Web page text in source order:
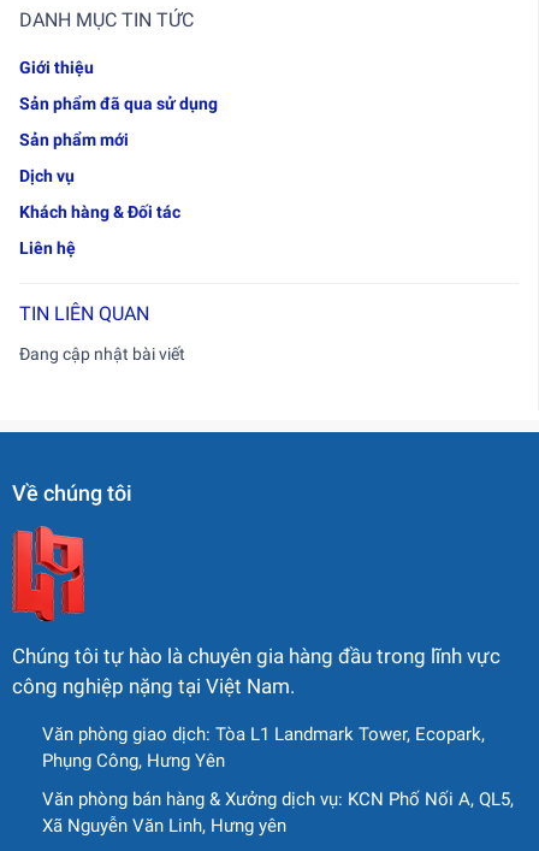
DANH MỤC TIN TỨC
Giới thiệu
Sản phẩm đã qua sử dụng
Sản phẩm mới
Dịch vụ
Khách hàng & Đối tác
Liên hệ
TIN LIÊN QUAN
Đang cập nhật bài viết
Về chúng tôi
Chúng tôi tự hào là chuyên gia hàng đầu trong lĩnh vực
công nghiệp nặng tại Việt Nam.
Văn phòng giao dịch: Tòa L1 Landmark Tower, Ecopark,
Phụng Công, Hưng Yên
Văn phòng bán hàng & Xưởng dịch vụ: KCN Phố Nối A, QL5,
Xã Nguyễn Văn Linh, Hưng yên